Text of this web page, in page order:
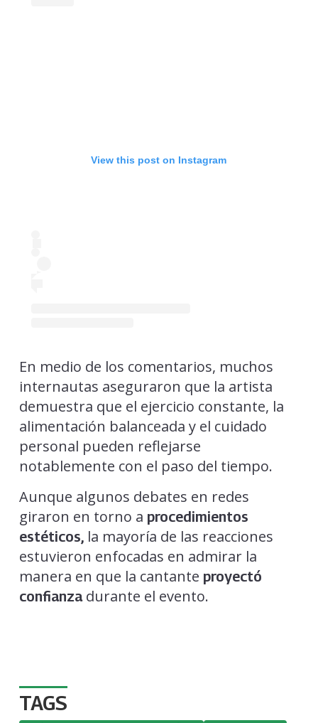
View this post on Instagram
En medio de los comentarios, muchos
internautas aseguraron que la artista
demuestra que el ejercicio constante, la
alimentación balanceada y el cuidado
personal pueden reflejarse
notablemente con el paso del tiempo.
Aunque algunos debates en redes
giraron en torno a procedimientos
estéticos,la mayoría de las reacciones
estuvieron enfocadas en admirar la
manera en que la cantante proyectó
confianzadurante el evento.
TAGS